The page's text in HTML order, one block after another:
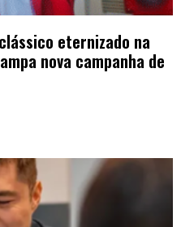
eternizado na
nova campanha de